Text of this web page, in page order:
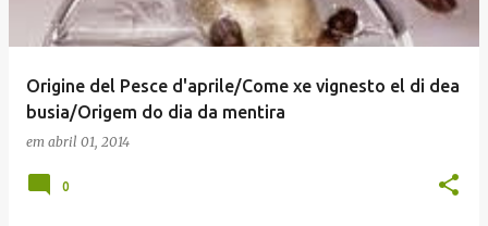
Origine del Pesce d'aprile/Come xe vignesto el di dea
busia/Origem do dia da mentira
em abril 01, 2014
0